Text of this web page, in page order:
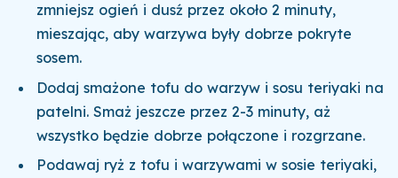
zmniejsz ogień i dusź przez około 2 minuty,
mieszając, aby warzywa były dobrze pokryte
sosem.
Dodaj smażone tofu do warzyw i sosu teriyaki na
patelni. Smaż jeszcze przez 2-3 minuty, aż
wszystko będzie dobrze połączone i rozgrzane.
Podawaj ryż z tofu i warzywami w sosie teriyaki,